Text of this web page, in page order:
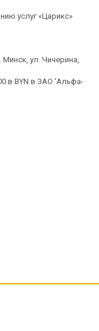
услуг «Царикс»
ул. Чичерина,
в BYN в ЗАО 'Альфа-